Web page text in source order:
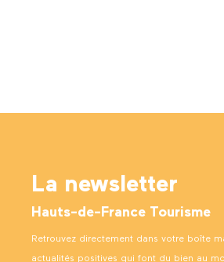
La newsletter
Hauts-de-France Tourisme
Retrouvez directement dans votre boîte
actualités positives qui font du bien au